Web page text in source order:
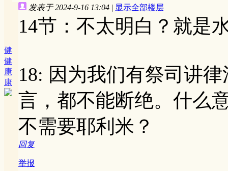
健
健
康
康
发表于 2024-9-16 13:04 | 显示全部楼层
14节：不太明白？就是
18: 因为我们有祭司讲
言，都不能断绝。什么
不需要耶利米？
回复
举报